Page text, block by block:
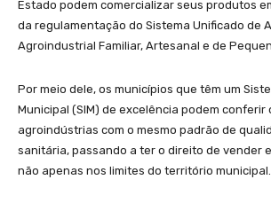
Estado podem comercializar seus produtos
da regulamentação do Sistema Unificado de
Agroindustrial Familiar, Artesanal e de
Por meio dele, os municípios que têm um
Municipal (SIM) de excelência podem conferir
agroindústrias com o mesmo padrão de
sanitária, passando a ter o direito de vender
não apenas nos limites do território municipal.